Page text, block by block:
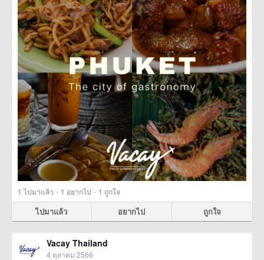
1 ไปมาแล้ว · 1 อยากไป · 1 ถูกใจ
ไปมาแล้ว อยากไป ถูกใจ
Vacay Thailand
4 ตุลาคม 2566